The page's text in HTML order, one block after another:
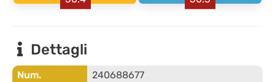
Dettagli
Num.
240688677